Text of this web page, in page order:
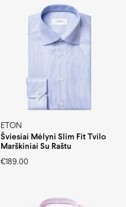
ETON
Šviesiai Mėlyni Slim Fit Tvilo
Marškiniai Su Raštu
€189.00